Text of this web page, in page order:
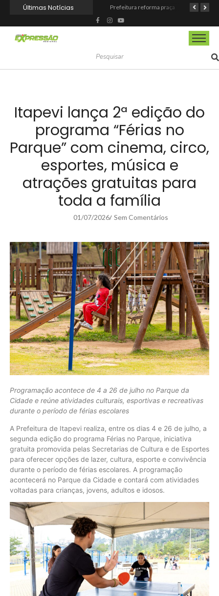
Últimas Notícias Prefeitura inaugura Espaço Motoboy na Aldeia da Serra e amplia rede de apoio à categoria
Itapevi lança 2ª edição do
programa “Férias no
Parque” com cinema, circo,
esportes, música e
atrações gratuitas para
toda a família
01/07/2026/ Sem Comentários
Programação acontece de 4 a 26 de julho no Parque da
Cidade e reúne atividades culturais, esportivas e recreativas
durante o período de férias escolares
A Prefeitura de Itapevi realiza, entre os dias 4 e 26 de julho, a
segunda edição do programa Férias no Parque, iniciativa
gratuita promovida pelas Secretarias de Cultura e de Esportes
para oferecer opções de lazer, cultura, esporte e convivência
durante o período de férias escolares. A programação
acontecerá no Parque da Cidade e contará com atividades
voltadas para crianças, jovens, adultos e idosos.